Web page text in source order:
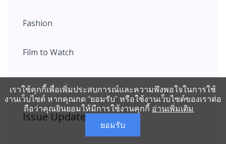
Fashion
Film to Watch
Issue Update
เราใช้คุกกี้เพื่อเพิ่มประสบการณ์และความพึงพอใจในการใช้
งานเว็บไซต์ หากคุณกด “ยอมรับ” หรือใช้งานเว็บไซต์ของเราต่อ
ถือว่าคุณยินยอมให้มีการใช้งานคุกกี้ อ่านเพิ่มเติม
ยอมรับ